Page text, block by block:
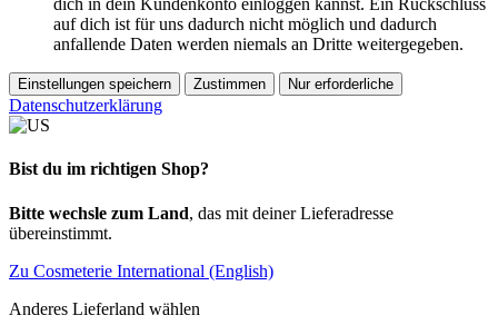
dich in dein Kundenkonto einloggen kannst. Ein Rückschluss
auf dich ist für uns dadurch nicht möglich und dadurch
anfallende Daten werden niemals an Dritte weitergegeben.
Einstellungen speichern Zustimmen Nur erforderliche
Datenschutzerklärung
Bist du im richtigen Shop?
Bitte wechsle zum Land, das mit deiner Lieferadresse
übereinstimmt.
Zu Cosmeterie International (English)
Anderes Lieferland wählen